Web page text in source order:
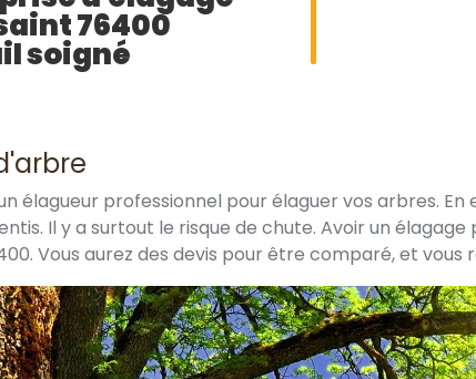
76400
soigné
professionnel pour élaguer vos arbres. En
Il y a surtout le risque de chute. Avoir un
Vous aurez des devis pour être comparé, et